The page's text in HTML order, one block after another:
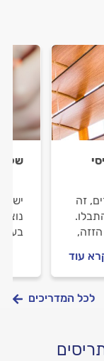
זה
עוד
יש
בעל
לכל המדריכים